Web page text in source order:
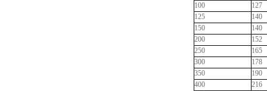
100
127
125
140
150
140
200
152
250
165
300
178
350
190
400
216